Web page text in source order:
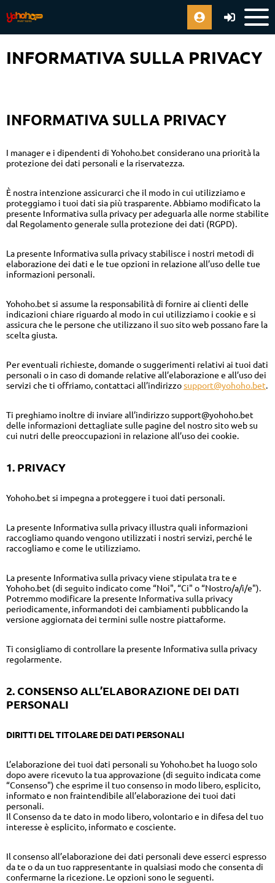
INFORMATIVA SULLA PRIVACY
INFORMATIVA SULLA PRIVACY
I manager e i dipendenti di Yohoho.bet considerano una priorità la
protezione dei dati personali e la riservatezza.
È nostra intenzione assicurarci che il modo in cui utilizziamo e
proteggiamo i tuoi dati sia più trasparente. Abbiamo modificato la
presente Informativa sulla privacy per adeguarla alle norme stabilite
dal Regolamento generale sulla protezione dei dati (RGPD).
La presente Informativa sulla privacy stabilisce i nostri metodi di
elaborazione dei dati e le tue opzioni in relazione all’uso delle tue
informazioni personali.
Yohoho.bet si assume la responsabilità di fornire ai clienti delle
indicazioni chiare riguardo al modo in cui utilizziamo i cookie e si
assicura che le persone che utilizzano il suo sito web possano fare la
scelta giusta.
Per eventuali richieste, domande o suggerimenti relativi ai tuoi dati
personali o in caso di domande relative all’elaborazione e all’uso dei
servizi che ti offriamo, contattaci all’indirizzosupport@yohoho.bet.
Ti preghiamo inoltre di inviare all’indirizzo support@yohoho.bet
delle informazioni dettagliate sulle pagine del nostro sito web su
cui nutri delle preoccupazioni in relazione all’uso dei cookie.
1. PRIVACY
Yohoho.bet si impegna a proteggere i tuoi dati personali.
La presente Informativa sulla privacy illustra quali informazioni
raccogliamo quando vengono utilizzati i nostri servizi, perché le
raccogliamo e come le utilizziamo.
La presente Informativa sulla privacy viene stipulata tra te e
Yohoho.bet (di seguito indicato come “Noi", “Ci" o “Nostro/a/i/e").
Potremmo modificare la presente Informativa sulla privacy
periodicamente, informandoti dei cambiamenti pubblicando la
versione aggiornata dei termini sulle nostre piattaforme.
Ti consigliamo di controllare la presente Informativa sulla privacy
regolarmente.
2. CONSENSO ALL’ELABORAZIONE DEI DATI
PERSONALI
DIRITTI DEL TITOLARE DEI DATI PERSONALI
L’elaborazione dei tuoi dati personali su Yohoho.bet ha luogo solo
dopo avere ricevuto la tua approvazione (di seguito indicata come
“Consenso") che esprime il tuo consenso in modo libero, esplicito,
informato e non fraintendibile all’elaborazione dei tuoi dati
personali.
Il Consenso da te dato in modo libero, volontario e in difesa del tuo
interesse è esplicito, informato e cosciente.
Il consenso all’elaborazione dei dati personali deve esserci espresso
da te o da un tuo rappresentante in qualsiasi modo che consenta di
confermarne la ricezione. Le opzioni sono le seguenti.